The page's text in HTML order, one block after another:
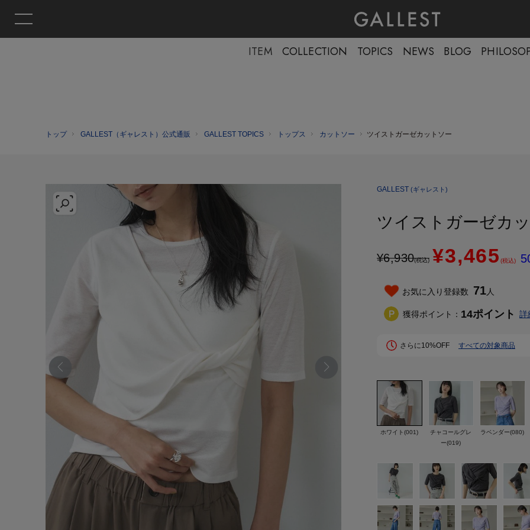
ITEM COLLECTION TOPICS NEWS BLOG
トップ GALLEST（ギャレスト）公式通販 GALLEST TOPICS トップス カットソー ツイストガーゼカットソー
GALLEST (ギャレスト)
ツイストガーゼカ
¥6,930(税込) ¥3,465 (税込)
お気に入り登録数 71人
獲得ポイント： 14ポイント 詳
さらに10%OFF すべての対象商品
ホワイト(001)
チャコールグレ
ー(019)
ラベンダー(080)